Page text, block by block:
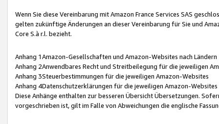
Wenn Sie diese Vereinbarung mit Amazon France Services SAS
gelten zukünftige Änderungen an dieser Vereinbarung für Sie und
Core S.à r.l. bezieht.
Anhang 1Amazon-Gesellschaften und Amazon-Websites nach Ländern
Anhang 2Anwendbares Recht und Streitbeilegung für die jeweiligen
Anhang 3Steuerbestimmungen für die jeweiligen Amazon-Websites
Anhang 4Datenschutzerklärungen für die jeweiligen Amazon-Websites
Diese Anhänge enthalten zur besseren Übersicht Übersetzungen.
vorgeschrieben ist, gilt im Falle von Abweichungen die englische